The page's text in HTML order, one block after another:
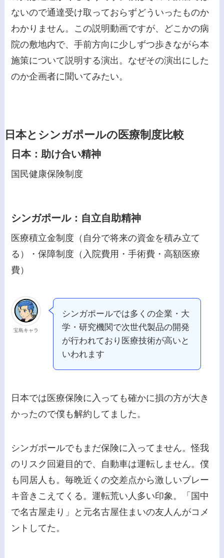
ないので通達受け取っておらずどういったものか
わかりません。この説明動画ですが、どこかの病
院の敷地内で、手前方向に少しずつ歩きながら本
施策について説明する演出。なぜその演出にした
のか企画者に聞いてみたい。
日本とシンガポールの医療制度比較
日本：助け合い精神
国民健康保険制度
シンガポール：自立自助精神
医療積立金制度（自分で将来の資金を積み立て
る）・保障制度（入院費用・手術費・高額医療
費）
宝島キャラ
シンガポールでは多くの企業・大
学・研究機関で次世代製品の開発
が行われており医療技術が高いと
いわれます
日本では医療保険に入っても確かに損の方が大き
かったので僕も解約してました。
シンガポールでもまだ保険に入ってません。怪我
のリスク回避目的で、自動車は運転しません。僕
も同居人も。毎晩近くの交差点から激しいブレー
キ音きこえてくる。運転荒い人多い印象。「国中
で名古屋走り」と元名古屋住まいの友人んがコメ
ントしてた。